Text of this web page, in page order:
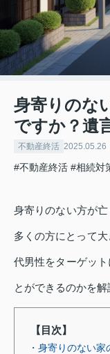
身寄りのな
ですか？遺
不動産終活 2025.05.26
#不動産終活 #相続対
身寄りのない方が亡
多くの方にとって
代男性をターゲッ
とができるのかを解
【目次】
・身寄りのない